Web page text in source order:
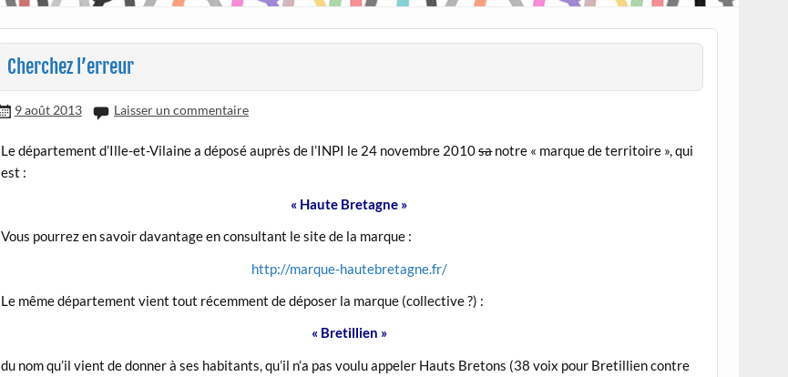
Cherchez l’erreur
9 août 2013 Laisser un commentaire
Le département d’Ille-et-Vilaine a déposé auprès de l’INPI le 24 novembre 2010sanotre « marque de territoire », qui
est :
« Haute Bretagne »
Vous pourrez en savoir davantage en consultant le site de la marque :
http://marque-hautebretagne.fr/
Le même département vient tout récemment de déposer la marque (collective ?) :
« Bretillien »
du nom qu’il vient de donner à ses habitants, qu’il n’a pas voulu appeler Hauts Bretons (38 voix pour Bretillien contre